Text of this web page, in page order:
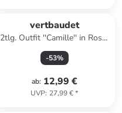
vertbaudet
2tlg. Outfit ''Camille'' in Rosa/
Beige
-53%
ab: 12,99 €
UVP: 27,99 €*